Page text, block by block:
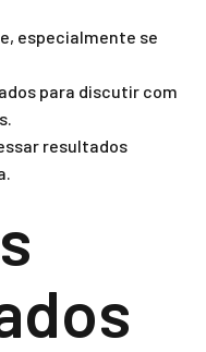
especialmente se
para discutir com
resultados